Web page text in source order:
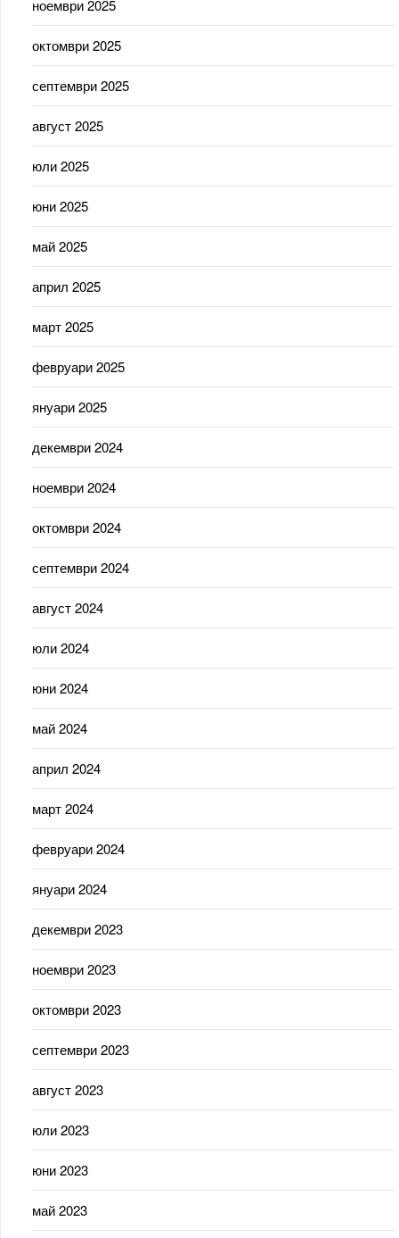
ноември 2025
октомври 2025
септември 2025
август 2025
юли 2025
юни 2025
май 2025
април 2025
март 2025
февруари 2025
януари 2025
декември 2024
ноември 2024
октомври 2024
септември 2024
август 2024
юли 2024
юни 2024
май 2024
април 2024
март 2024
февруари 2024
януари 2024
декември 2023
ноември 2023
октомври 2023
септември 2023
август 2023
юли 2023
юни 2023
май 2023